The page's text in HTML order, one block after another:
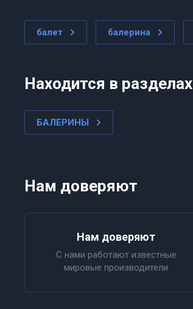
балет балерина
Находится в разделах
БАЛЕРИНЫ
Нам доверяют
Нам доверяют
С нами работают известные
мировые производители